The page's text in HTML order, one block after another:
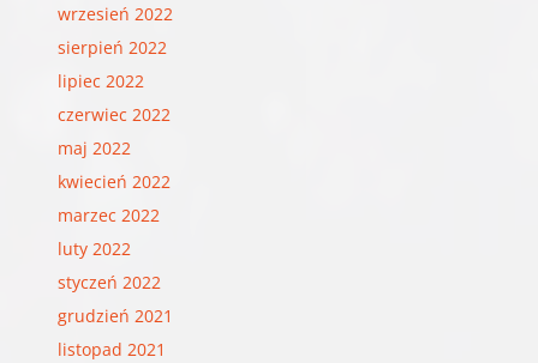
wrzesień 2022
sierpień 2022
lipiec 2022
czerwiec 2022
maj 2022
kwiecień 2022
marzec 2022
luty 2022
styczeń 2022
grudzień 2021
listopad 2021